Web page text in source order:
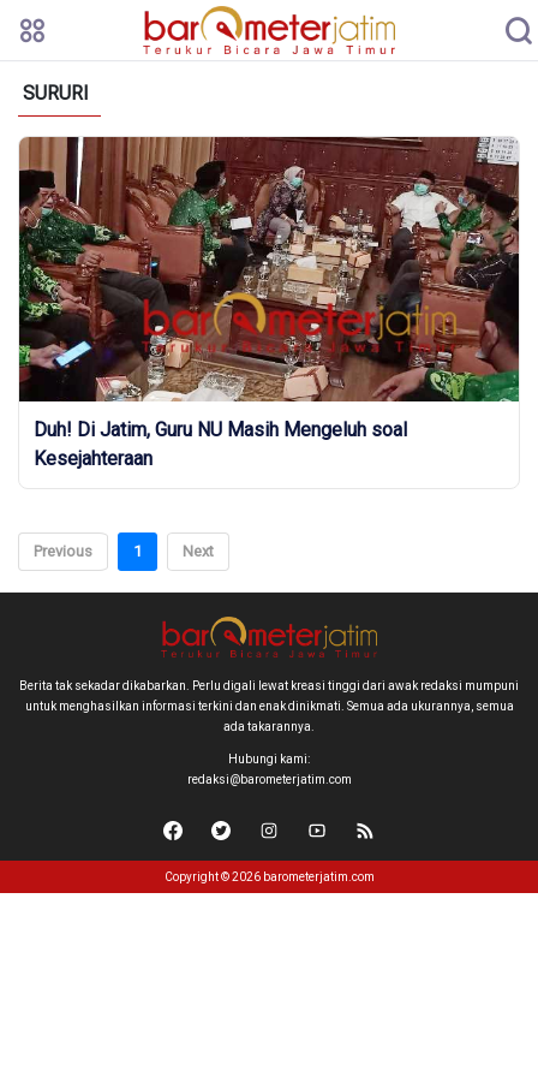
SURURI
Duh! Di Jatim, Guru NU Masih Mengeluh soal
Kesejahteraan
Previous 1 Next
Berita tak sekadar dikabarkan. Perlu digali lewat kreasi tinggi dari awak redaksi mumpuni
untuk menghasilkan informasi terkini dan enak dinikmati. Semua ada ukurannya, semua
ada takarannya.
Hubungi kami:
redaksi@barometerjatim.com
Copyright © 2026 barometerjatim.com